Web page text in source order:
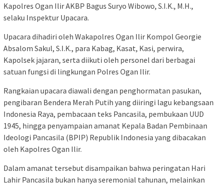
Kapolres Ogan Ilir AKBP Bagus Suryo Wibowo, S.I.K., M.H.,
selaku Inspektur Upacara.
Upacara dihadiri oleh Wakapolres Ogan Ilir Kompol Georgie
Absalom Sakul, S.I.K., para Kabag, Kasat, Kasi, perwira,
Kapolsek jajaran, serta diikuti oleh personel dari berbagai
satuan fungsi di lingkungan Polres Ogan Ilir.
Rangkaian upacara diawali dengan penghormatan pasukan,
pengibaran Bendera Merah Putih yang diiringi lagu kebangsaan
Indonesia Raya, pembacaan teks Pancasila, pembukaan UUD
1945, hingga penyampaian amanat Kepala Badan Pembinaan
Ideologi Pancasila (BPIP) Republik Indonesia yang dibacakan
oleh Kapolres Ogan Ilir.
Dalam amanat tersebut disampaikan bahwa peringatan Hari
Lahir Pancasila bukan hanya seremonial tahunan, melainkan